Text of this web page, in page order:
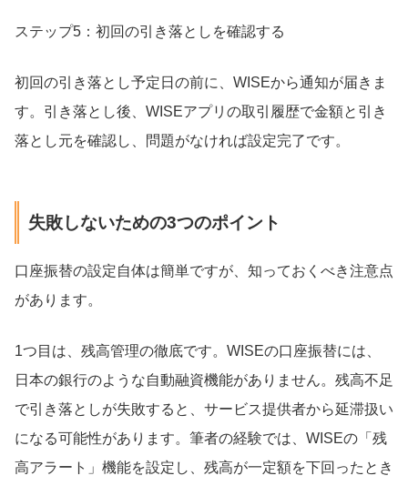
ステップ5：初回の引き落としを確認する
初回の引き落とし予定日の前に、WISEから通知が届きま
す。引き落とし後、WISEアプリの取引履歴で金額と引き
落とし元を確認し、問題がなければ設定完了です。
失敗しないための3つのポイント
口座振替の設定自体は簡単ですが、知っておくべき注意点
があります。
1つ目は、残高管理の徹底です。WISEの口座振替には、
日本の銀行のような自動融資機能がありません。残高不足
で引き落としが失敗すると、サービス提供者から延滞扱い
になる可能性があります。筆者の経験では、WISEの「残
高アラート」機能を設定し、残高が一定額を下回ったとき